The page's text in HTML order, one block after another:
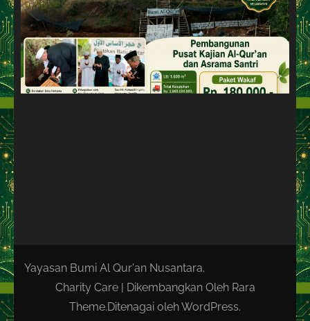
Yayasan Bumi Al Qur'an Nusantara.
Charity Care | Dikembangkan Oleh Rara
Theme.Ditenagai olehWordPress.